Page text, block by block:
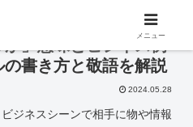
」意味とビジネス例
書き方と敬語を解説
2024.05.28
ジネスシーンで相手に物や情報
メニュー